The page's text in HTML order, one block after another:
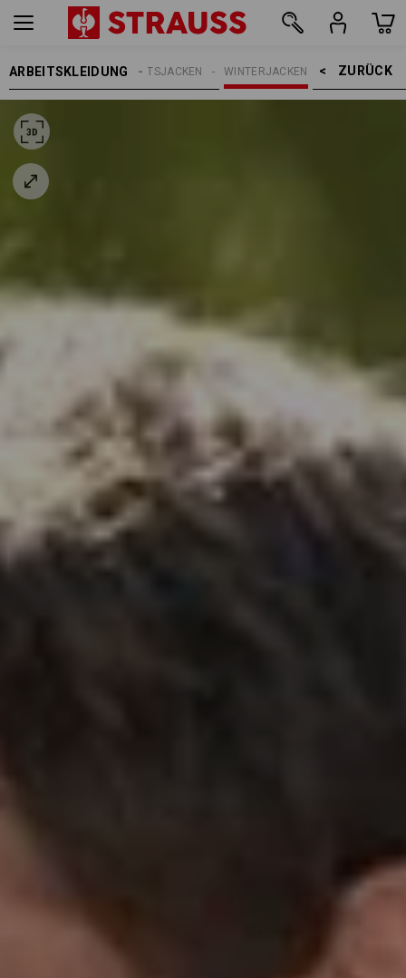
ARBEITSKLEIDUNG ZURÜCK    >
WINTERJACKEN
ARBEITSJACKEN
HERREN